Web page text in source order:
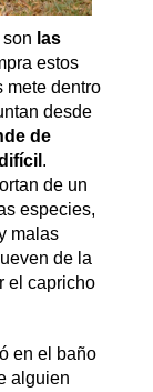
las
estos
mete dentro
desde
de
.
de un
especies,
malas
de la
el capricho
en el baño
alguien